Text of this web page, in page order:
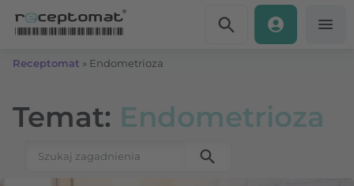
Receptomat » Endometrioza
Temat: Endometrioza
Szukaj: